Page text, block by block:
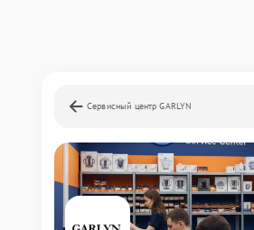
Сервисный центр GARLYN